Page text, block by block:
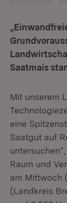
Saatmais
Mit unserem
eine
Saatgut auf
Raum und
am Mittwoch
(Landkreis